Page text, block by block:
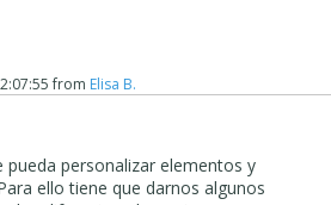
from Elisa B.
pueda personalizar elementos y
ello tiene que darnos algunos